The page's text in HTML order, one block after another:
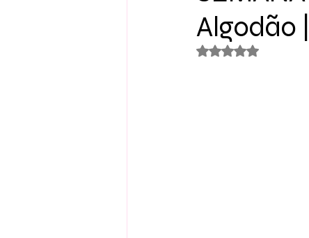
Algodão
Avaliado com